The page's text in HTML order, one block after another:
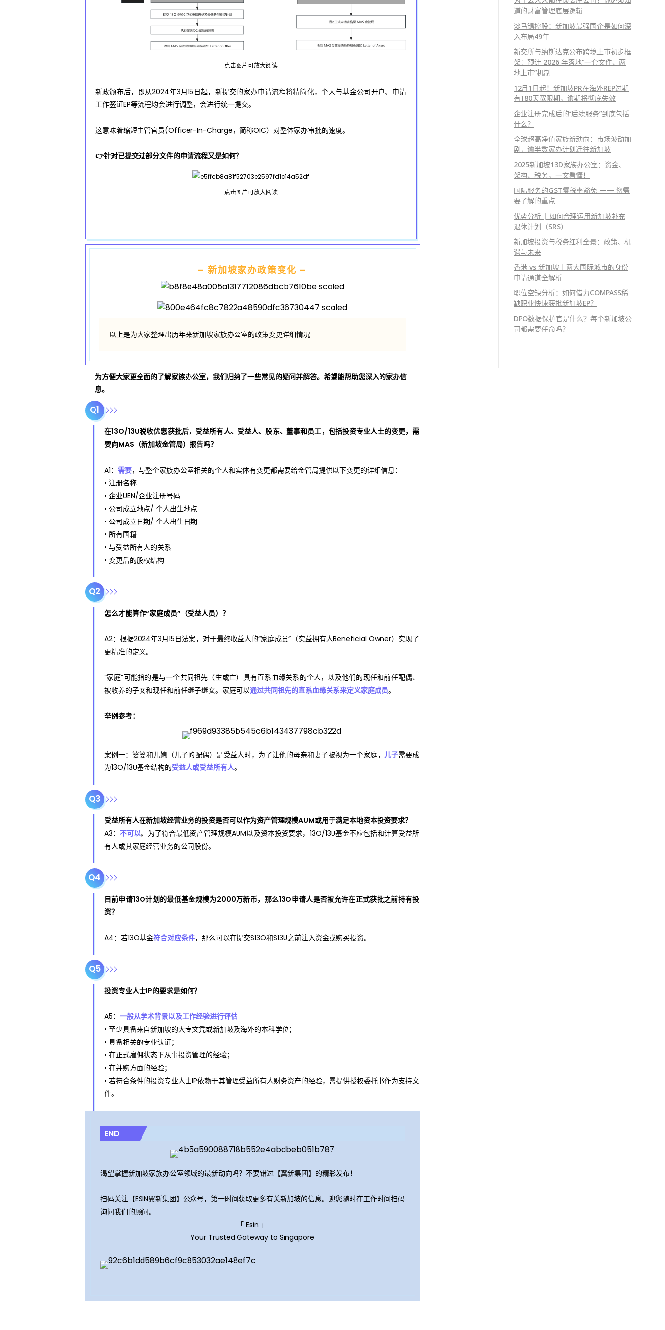
公
室
政
更
分
析
点击图片可放大阅读
新政颁布后，即从2024年3月15日起，新提交的家办申请流程将精简化，个人与基金公司开户、申请
工作签证EP等流程均会进行调整，会进行统一提交。
这意味着缩短主管官员(Officer-In-Charge，简称OIC）对整体家办审批的速度。
👉针对已提交过部分文件的申请流程又是如何？
点击图片可放大阅读
– 新加坡家办政策变化 –
以上是为大家整理出历年来新加坡家族办公室的政策变更详细情况
为方便大家更全面的了解家族办公室，我们归纳了一些常见的疑问并解答。希望能帮助您深入的家办信
息。
Q1
在13O/13U税收优惠获批后，受益所有人、受益人、股东、董事和员工，包括投资专业人士的变更，需
要向MAS（新加坡金管局）报告吗？
A1： 需要，与整个家族办公室相关的个人和实体有变更都需要给金管局提供以下变更的详细信息：
• 注册名称
• 企业UEN/企业注册号码
• 公司成立地点/ 个人出生地点
• 公司成立日期/ 个人出生日期
• 所有国籍
• 与受益所有人的关系
• 变更后的股权结构
Q2
怎么才能算作“家庭成员”（受益人员）？
A2：根据2024年3月15日法案，对于最终收益人的“家庭成员”（实益拥有人Beneficial Owner）实现了
更精准的定义。
“家庭”可能指的是与一个共同祖先（生或亡）具有直系血缘关系的个人，以及他们的现任和前任配偶、
被收养的子女和现任和前任继子继女。家庭可以通过共同祖先的直系血缘关系来定义家庭成员。
举例参考：
案例一：婆婆和儿媳（儿子的配偶）是受益人时， 为了让他的母亲和妻子被视为一个家庭， 儿子需要成
为13O/13U基金结构的受益人或受益所有人。
Q3
受益所有人在新加坡经营业务的投资是否可以作为资产管理规模AUM或用于满足本地资本投资要求？
A3： 不可以。为了符合最低资产管理规模AUM以及资本投资要求，13O/13U基金不应包括和计算受益所
有人或其家庭经营业务的公司股份。
Q4
目前申请13O计划的最低基金规模为2000万新币，那么13O申请人是否被允许在正式获批之前持有投
资？
A4：若13O基金符合对应条件，那么可以在提交S13O和S13U之前注入资金或购买投资。
Q5
投资专业人士IP的要求是如何？
A5： 一般从学术背景以及工作经验进行评估
• 至少具备来自新加坡的大专文凭或新加坡及海外的本科学位；
• 具备相关的专业认证；
• 在正式雇佣状态下从事投资管理的经验；
• 在并购方面的经验；
• 若符合条件的投资专业人士IP依赖于其管理受益所有人财务资产的经验，需提供授权委托书作为支持文
件。
END
渴望掌握新加坡家族办公室领域的最新动向吗？不要错过【翼新集团】的精彩发布！
扫码关注【ESIN翼新集团】公众号，第一时间获取更多有关新加坡的信息。 迎您随时在工作时间扫码
询问我们的顾问。
「 Esin 」
Your Trusted Gateway to Singapore
道的财富管理底层逻辑
淡马锡控股：新加坡最强国企是如何深
入布局49年
新交所与纳斯达克公布跨境上市初步框
架：预计 2026 年落地“一套文件、两
地上市”机制
12月1日起！新加坡PR在海外REP过期
有180天宽限期，逾期将彻底失效
企业注册完成后的“后续服务”到底包括
什么？
全球超高净值家族新动向：市场波动加
剧，逾半数家办计划迁往新加坡
2025新加坡13D家族办公室：资金、
架构、税务，一文看懂！
国际服务的GST零税率豁免 —— 您需
要了解的重点
优势分析 | 如何合理运用新加坡补充
退休计划（SRS）
新加坡投资与税务红利全景：政策、机
遇与未来
香港 vs 新加坡｜两大国际城市的身份
申请通道全解析
职位空缺分析：如何借力COMPASS稀
缺职业快速获批新加坡EP？
DPO数据保护官是什么？每个新加坡公
司都需要任命吗？